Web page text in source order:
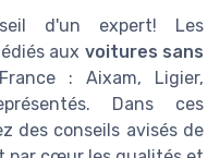
d'un expert! Les
aux voitures sans
: Aixam, Ligier,
Dans ces
des conseils avisés de